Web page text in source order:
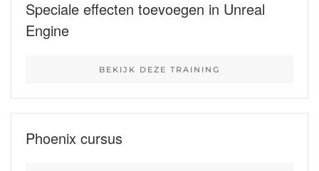
Speciale effecten toevoegen in Unreal
Engine
BEKIJK DEZE TRAINING
Phoenix cursus